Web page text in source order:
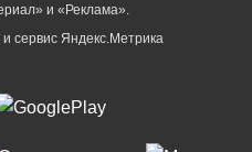
и «Реклама».
сервиc Яндекс.Метрика